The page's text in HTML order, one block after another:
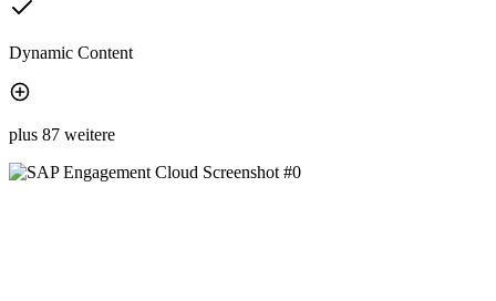
Dynamic Content
plus 87 weitere